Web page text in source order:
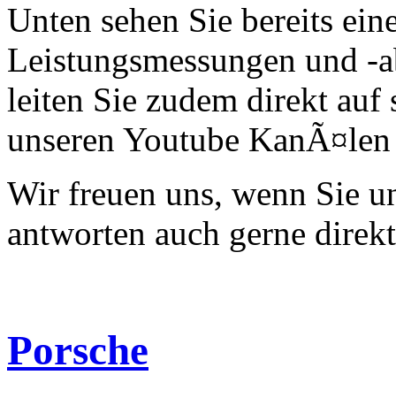
Unten sehen Sie bereits
Leistungsmessungen und -
leiten Sie zudem direkt auf
unseren Youtube
Wir freuen uns, wenn Sie
antworten auch gerne
Porsche